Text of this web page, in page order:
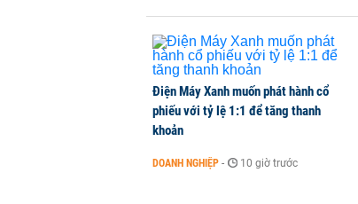
Điện Máy Xanh muốn phát hành cổ
phiếu với tỷ lệ 1:1 để tăng thanh
khoản
DOANH NGHIỆP - 10 giờ trước